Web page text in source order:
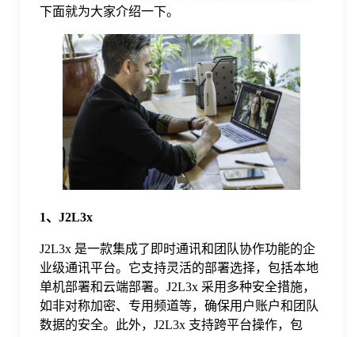
常
下面就为大家介绍一下。
1、J2L3x
J2L3x 是一款集成了即时通讯和团队协作功能的企
业级通讯平台。它支持灵活的部署选择，包括本地
单机部署和云端部署。J2L3x 采用多种安全措施，
如非对称加密、专用频道等，确保用户账户和团队
数据的安全。此外，J2L3x 支持跨平台操作，包